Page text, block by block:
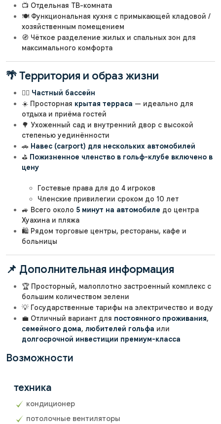
📺 Отдельная ТВ-комната
🍽️ Функциональная кухня с примыкающей кладовой /
хозяйственным помещением
🧭 Чёткое разделение жилых и спальных зон для
максимального комфорта
🌴 Территория и образ жизни
🏊‍♂️ Частный бассейн
☀️ Просторная крытая терраса — идеально для
отдыха и приёма гостей
🌳 Ухоженный сад и внутренний двор с высокой
степенью уединённости
🚗 Навес (carport) для нескольких автомобилей
⛳ Пожизненное членство в гольф-клубе включено в
цену
Гостевые права для до 4 игроков
Членские привилегии сроком до 10 лет
🚙 Всего около 5 минут на автомобиле до центра
Хуахина и пляжа
🛍️ Рядом торговые центры, рестораны, кафе и
больницы
📌 Дополнительная информация
🏆 Просторный, малоплотно застроенный комплекс с
большим количеством зелени
💡 Государственные тарифы на электричество и воду
💼 Отличный вариант для постоянного проживания,
семейного дома, любителей гольфа или
долгосрочной инвестиции премиум-класса
Возможности
техника
кондиционер
потолочные вентиляторы